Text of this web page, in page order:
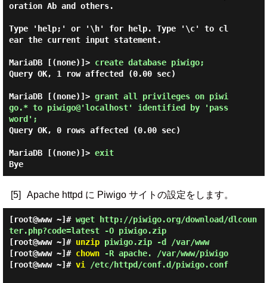
oration Ab and others.
Type 'help;' or '\h' for help. Type '\c' to cl
ear the current input statement.
MariaDB [(none)]> create database piwigo;
Query OK, 1 row affected (0.00 sec)
MariaDB [(none)]> grant all privileges on piwi
go.* to piwigo@'localhost' identified by 'pass
word';
Query OK, 0 rows affected (0.00 sec)
MariaDB [(none)]> exit
Bye
[5] Apache httpd に Piwigo サイトの設定をします。
[root@www ~]# wget http://piwigo.org/download/dlcoun
ter.php?code=latest -O piwigo.zip
[root@www ~]# unzippiwigo.zip -d /var/www
[root@www ~]# chown-R apache. /var/www/piwigo
[root@www ~]# vi /etc/httpd/conf.d/piwigo.conf